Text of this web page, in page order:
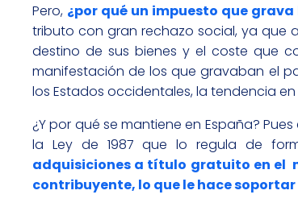
Pero, ¿por qué un impuesto que
tributo con gran rechazo social, ya que
destino de sus bienes y el coste que
manifestación de los que gravaban el
los Estados occidentales, la tendencia
¿Y por qué se mantiene en España?
la Ley de 1987 que lo regula de
adquisiciones a título gratuito en el
contribuyente, lo que le hace